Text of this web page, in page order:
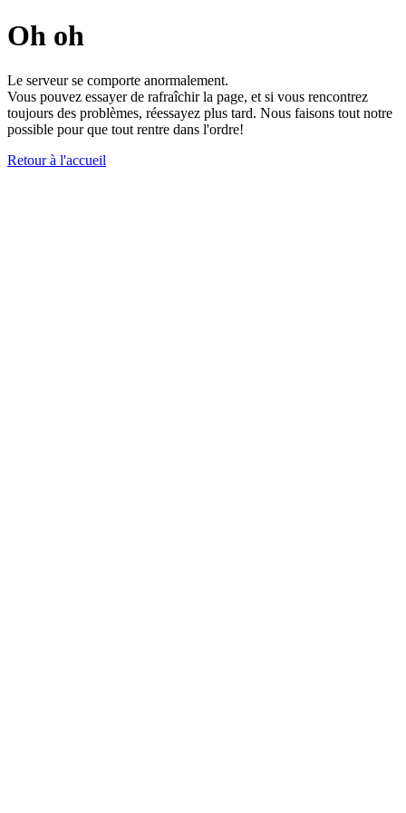
Oh oh
Le serveur se comporte anormalement.
Vous pouvez essayer de rafraîchir la page, et si vous rencontrez
toujours des problèmes, réessayez plus tard. Nous faisons tout notre
possible pour que tout rentre dans l'ordre!
Retour à l'accueil